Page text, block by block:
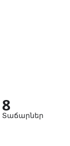
8
Տաճարներ